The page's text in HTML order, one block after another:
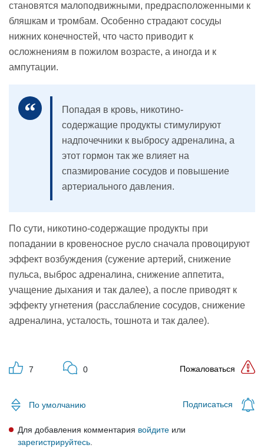
становятся малоподвижными, предрасположенными к
бляшкам и тромбам. Особенно страдают сосуды
нижних конечностей, что часто приводит к
осложнениям в пожилом возрасте, а иногда и к
ампутации.
Попадая в кровь, никотино-
содержащие продукты стимулируют
надпочечники к выбросу адреналина, а
этот гормон так же влияет на
спазмирование сосудов и повышение
артериального давления.
По сути, никотино-содержащие продукты при
попадании в кровеносное русло сначала провоцируют
эффект возбуждения (сужение артерий, снижение
пульса, выброс адреналина, снижение аппетита,
учащение дыхания и так далее), а после приводят к
эффекту угнетения (расслабление сосудов, снижение
адреналина, усталость, тошнота и так далее).
7 0 Пожаловаться
По умолчанию Подписаться
Для добавления комментария войдите или
зарегистрируйтесь.